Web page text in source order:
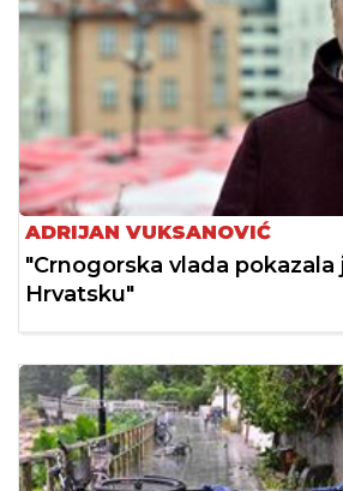
ADRIJAN VUKSANOVIĆ
"Crnogorska vlada pokazala
Hrvatsku"